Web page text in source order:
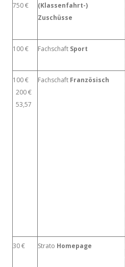
750 €
(Klassenfahrt-)
Zuschüsse
100 € Fachschaft Sport
100 €
200 €
53,57
Fachschaft Französisch
30 € Strato Homepage